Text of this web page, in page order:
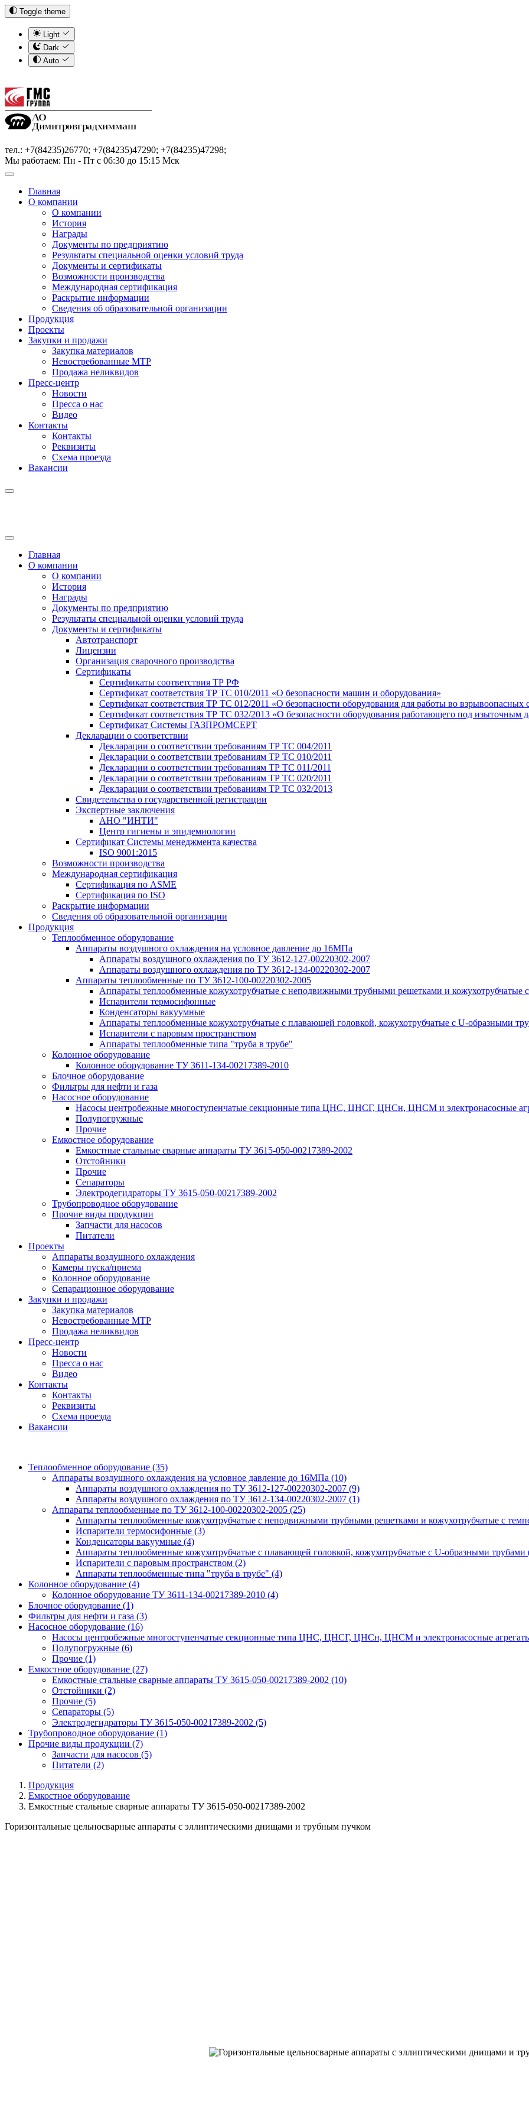
Toggle theme
Light
Dark
Auto
тел.: +7(84235)26770; +7(84235)47290; +7(84235)47298;
Мы работаем: Пн - Пт с 06:30 до 15:15 Мск
Главная
О компании
О компании
История
Награды
Документы по предприятию
Результаты специальной оценки условий труда
Документы и сертификаты
Возможности производства
Международная сертификация
Раскрытие информации
Сведения об образовательной организации
Продукция
Проекты
Закупки и продажи
Закупка материалов
Невостребованные МТР
Продажа неликвидов
Пресс-центр
Новости
Пресса о нас
Видео
Контакты
Контакты
Реквизиты
Схема проезда
Вакансии
Главная
О компании
О компании
История
Награды
Документы по предприятию
Результаты специальной оценки условий труда
Документы и сертификаты
Автотранспорт
Лицензии
Организация сварочного производства
Cертификаты
Сертификаты соответствия ТР РФ
Сертификат соответствия ТР ТС 010/2011 «О безопасности машин и оборудования»
Сертификат соответствия ТР ТС 012/2011 «О безопасности оборудования для работы во взрывоопасных
Сертификат соответствия ТР ТС 032/2013 «О безопасности оборудования работающего под изыточным
Сертификат Системы ГАЗПРОМСЕРТ
Декларации о соответствии
Декларации о соответствии требованиям ТР ТС 004/2011
Декларации о соответствии требованиям ТР ТС 010/2011
Декларации о соответствии требованиям ТР ТС 011/2011
Декларации о соответствии требованиям ТР ТС 020/2011
Декларации о соответствии требованиям ТР ТС 032/2013
Свидетельства о государственной регистрации
Экспертные заключения
АНО "ИНТИ"
Центр гигиены и эпидемиологии
Сертификат Системы менеджмента качества
ISO 9001:2015
Возможности производства
Международная сертификация
Сертификация по ASME
Сертификация по ISO
Раскрытие информации
Сведения об образовательной организации
Продукция
Теплообменное оборудование
Аппараты воздушного охлаждения на условное давление до 16МПа
Аппараты воздушного охлаждения по ТУ 3612-127-00220302-2007
Аппараты воздушного охлаждения по ТУ 3612-134-00220302-2007
Аппараты теплообменные по ТУ 3612-100-00220302-2005
Аппараты теплообменные кожухотрубчатые с неподвижными трубными решетками и кожухотрубчатые
Испарители термосифонные
Конденсаторы вакуумные
Аппараты теплообменные кожухотрубчатые с плавающей головкой, кожухотрубчатые с U-образными
Испарители с паровым пространством
Аппараты теплообменные типа "труба в трубе"
Колонное оборудование
Колонное оборудование ТУ 3611-134-00217389-2010
Блочное оборудование
Фильтры для нефти и газа
Насосное оборудование
Насосы центробежные многоступенчатые секционные типа ЦНС, ЦНСГ, ЦНСн, ЦНСМ и электронасосные
Полупогружные
Прочие
Емкостное оборудование
Емкостные стальные сварные аппараты ТУ 3615-050-00217389-2002
Отстойники
Прочие
Сепараторы
Электродегидраторы ТУ 3615-050-00217389-2002
Трубопроводное оборудование
Прочие виды продукции
Запчасти для насосов
Питатели
Проекты
Аппараты воздушного охлаждения
Камеры пуска/приема
Колонное оборудование
Сепарационное оборудование
Закупки и продажи
Закупка материалов
Невостребованные МТР
Продажа неликвидов
Пресс-центр
Новости
Пресса о нас
Видео
Контакты
Контакты
Реквизиты
Схема проезда
Вакансии
Теплообменное оборудование (35)
Аппараты воздушного охлаждения на условное давление до 16МПа (10)
Аппараты воздушного охлаждения по ТУ 3612-127-00220302-2007 (9)
Аппараты воздушного охлаждения по ТУ 3612-134-00220302-2007 (1)
Аппараты теплообменные по ТУ 3612-100-00220302-2005 (25)
Аппараты теплообменные кожухотрубчатые с неподвижными трубными решетками и кожухотрубчатые с
Испарители термосифонные (3)
Конденсаторы вакуумные (4)
Аппараты теплообменные кожухотрубчатые с плавающей головкой, кожухотрубчатые с U-образными трубами
Испарители с паровым пространством (2)
Аппараты теплообменные типа "труба в трубе" (4)
Колонное оборудование (4)
Колонное оборудование ТУ 3611-134-00217389-2010 (4)
Блочное оборудование (1)
Фильтры для нефти и газа (3)
Насосное оборудование (16)
Насосы центробежные многоступенчатые секционные типа ЦНС, ЦНСГ, ЦНСн, ЦНСМ и электронасосные
Полупогружные (6)
Прочие (1)
Емкостное оборудование (27)
Емкостные стальные сварные аппараты ТУ 3615-050-00217389-2002 (10)
Отстойники (2)
Прочие (5)
Сепараторы (5)
Электродегидраторы ТУ 3615-050-00217389-2002 (5)
Трубопроводное оборудование (1)
Прочие виды продукции (7)
Запчасти для насосов (5)
Питатели (2)
Продукция
Емкостное оборудование
Емкостные стальные сварные аппараты ТУ 3615-050-00217389-2002
Горизонтальные цельносварные аппараты с эллиптическими днищами и трубным пучком